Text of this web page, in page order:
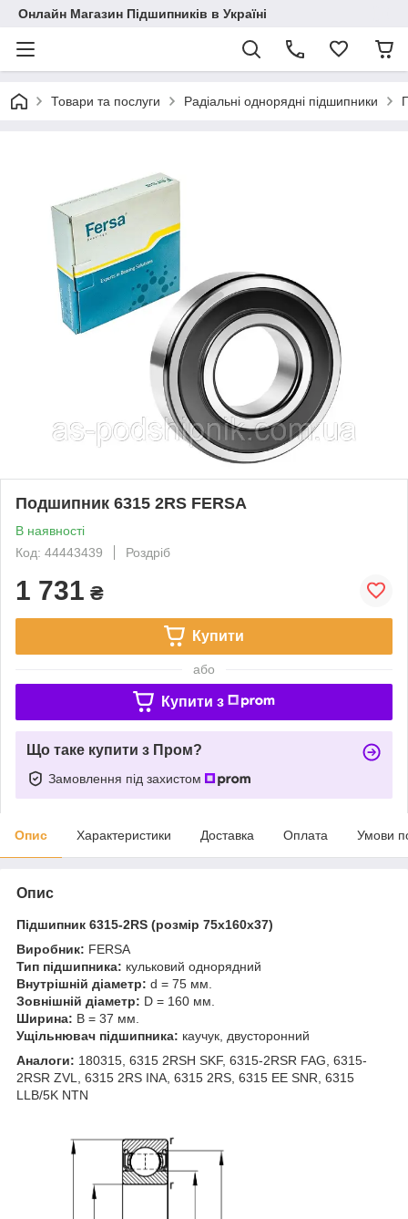
Онлайн Магазин Підшипників в Україні
Товари та послуги Радіальні однорядні підшипники
Подшипник 6315 2RS FERSA
В наявності
Код: 44443439
Роздріб
1 731 ₴
Купити
або
Купити з
Що таке купити з Пром?
Замовлення під захистом
Опис Характеристики Доставка Оплата Умови
Опис
Підшипник 6315-2RS (розмір 75x160x37)
Виробник: FERSA
Тип підшипника: кульковий однорядний
Внутрішній діаметр: d = 75 мм.
Зовнішній діаметр: D = 160 мм.
Ширина: B = 37 мм.
Ущільнювач підшипника: каучук, двусторонний
Аналоги: 180315, 6315 2RSH SKF, 6315-2RSR FAG, 6315-
2RSR ZVL, 6315 2RS INA, 6315 2RS, 6315 EE SNR, 6315
LLB/5K NTN